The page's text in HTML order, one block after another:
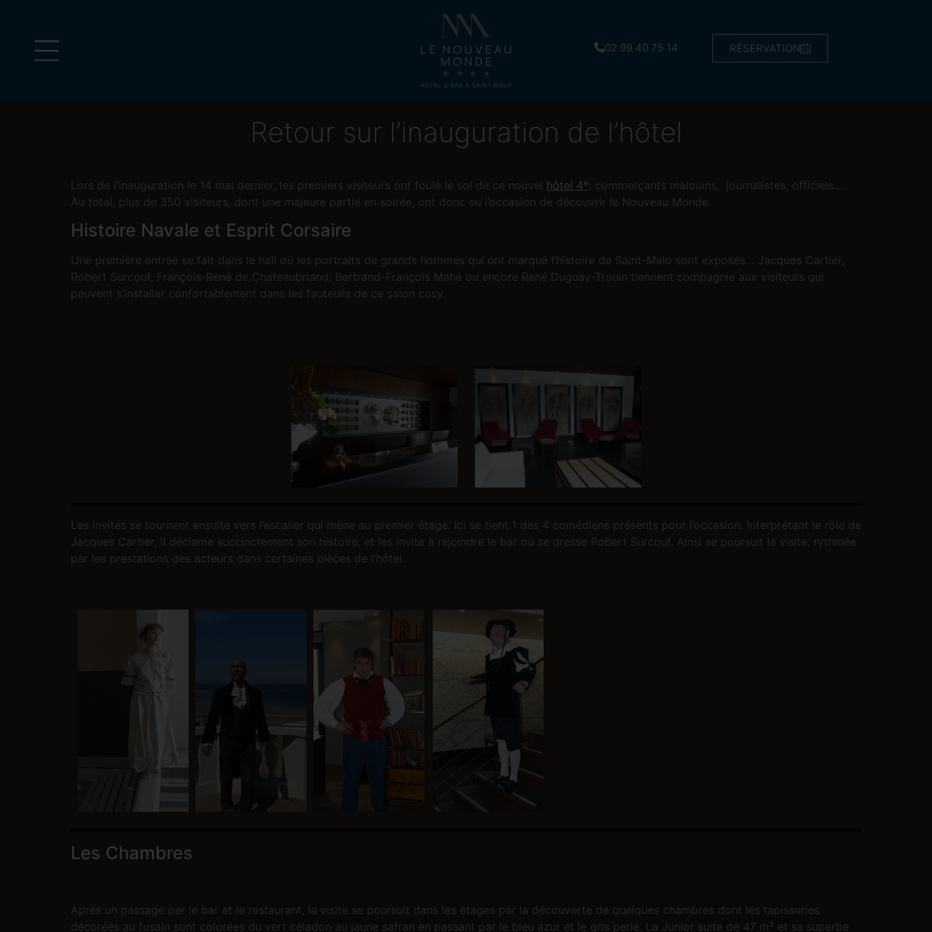
02 99 40 75 14 RÉSERVATION
Découvrez les Dimanches Signature des 7 Mers
Retour sur l’inauguration de l’hôtel
Lors de l’inauguration le 14 mai dernier, les premiers visiteurs ont foulé le sol de ce nouvel hôtel 4*: commerçants malouins, journalistes, officiels…
Au total, plus de 350 visiteurs, dont une majeure partie en soirée, ont donc eu l’occasion de découvrir le Nouveau Monde.
Histoire Navale et Esprit Corsaire
Une première entrée se fait dans le hall où les portraits de grands hommes qui ont marqué l’histoire de Saint-Malo sont exposés… Jacques Cartier,
Robert Surcouf, François-René de Chateaubriand, Bertrand-François Mahé ou encore René Duguay-Trouin tiennent compagnie aux visiteurs qui
peuvent s’installer confortablement dans les fauteuils de ce salon cosy.
Les invités se tournent ensuite vers l’escalier qui mène au premier étage. Ici se tient 1 des 4 comédiens présents pour l’occasion. Interprétant le rôle de
Jacques Cartier, il déclame succinctement son histoire, et les invite à rejoindre le bar où se dresse Robert Surcouf. Ainsi se poursuit la visite, rythmée
par les prestations des acteurs dans certaines pièces de l’hôtel.
Les Chambres
Après un passage par le bar et le restaurant, la visite se poursuit dans les étages par la découverte de quelques chambres dont les tapisseries
décorées au fusain sont colorées du vert céladon au jaune safran en passant par le bleu azur et le gris perle. La Junior suite de 47 m² et sa superbe